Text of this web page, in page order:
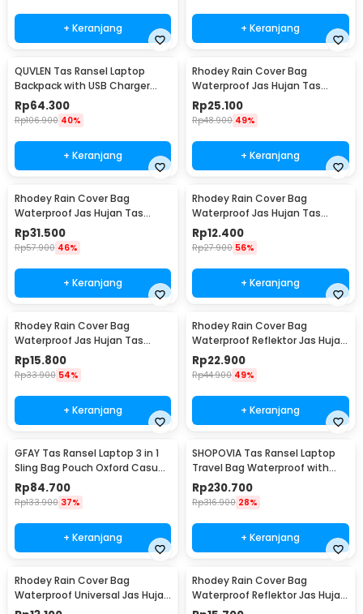
+ Keranjang + Keranjang
QUVLEN Tas Ransel Laptop
Backpack with USB Charger
Port - KC04
Rp64.300
Rp106.900 40%
+ Keranjang
Rhodey Rain Cover Bag
Waterproof Jas Hujan Tas
Ransel 60L - WB10
Rp25.100
Rp48.900 49%
+ Keranjang
Rhodey Rain Cover Bag
Waterproof Jas Hujan Tas
Ransel 80L - WB10
Rp31.500
Rp57.900 46%
+ Keranjang
Rhodey Rain Cover Bag
Waterproof Jas Hujan Tas
Ransel 35L - WB10
Rp12.400
Rp27.900 56%
+ Keranjang
Rhodey Rain Cover Bag
Waterproof Jas Hujan Tas
Ransel 45L - WB10
Rp15.800
Rp33.900 54%
+ Keranjang
Rhodey Rain Cover Bag
Waterproof Reflektor Jas Hujan
Tas Ransel 45L - NB10
Rp22.900
Rp44.900 49%
+ Keranjang
GFAY Tas Ransel Laptop 3 in 1
Sling Bag Pouch Oxford Casual
Style - KC30
Rp84.700
Rp133.900 37%
+ Keranjang
SHOPOVIA Tas Ransel Laptop
Travel Bag Waterproof with
USB Port 35L - KC14
Rp230.700
Rp316.900 28%
+ Keranjang
Rhodey Rain Cover Bag
Waterproof Universal Jas Hujan
Tas Ransel 50-60L - WB20
Rhodey Rain Cover Bag
Waterproof Reflektor Jas Hujan
Tas Ransel 25L - NB10